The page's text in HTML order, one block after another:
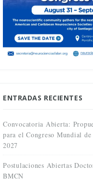
ENTRADAS RECIENTES
Convocatoria Abierta:
para el Congreso Mundial
2027
Postulaciones Abiertas
BMCN